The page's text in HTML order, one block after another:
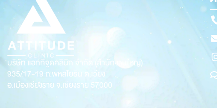
บริษัท แอททิจูดคลินิก จำกัด (สำนักงานใหญ่)
935/17-19 ถ.พหลโยธิน ต.เวียง
อ.เมืองเชียงราย จ.เชียงราย 57000